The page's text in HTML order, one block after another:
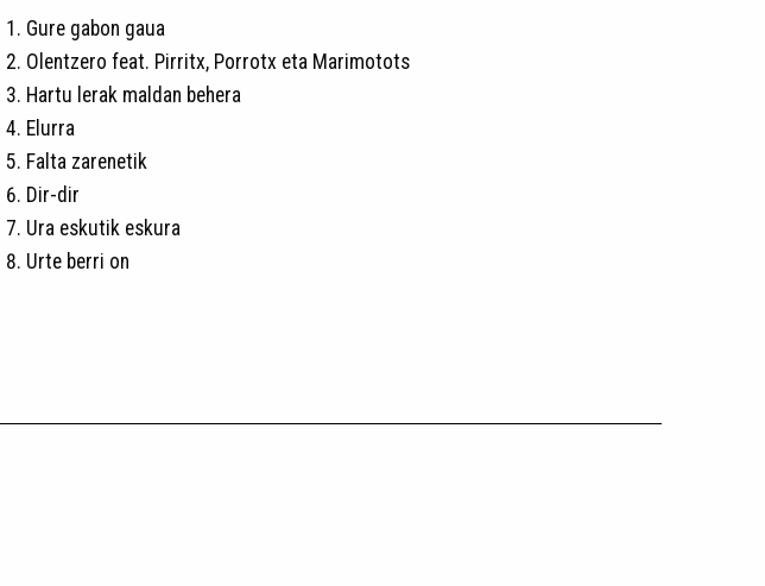
Gure gabon gaua
Olentzero feat. Pirritx, Porrotx eta Marimotots
Hartu lerak maldan behera
Elurra
Falta zarenetik
Dir-dir
Ura eskutik eskura
Urte berri on